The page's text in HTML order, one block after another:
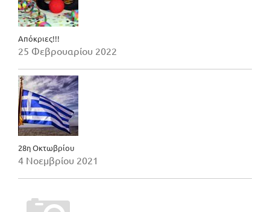
Απόκριες!!!
25 Φεβρουαρίου 2022
28η Οκτωβρίου
4 Νοεμβρίου 2021